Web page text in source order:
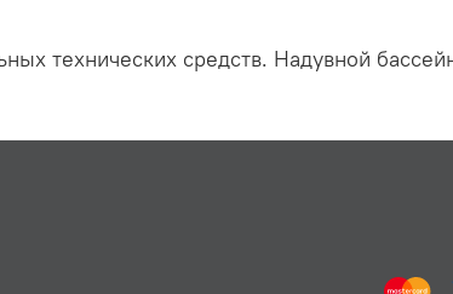
технических средств. Надувной